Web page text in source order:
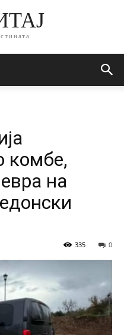
комбе,
на
0
335